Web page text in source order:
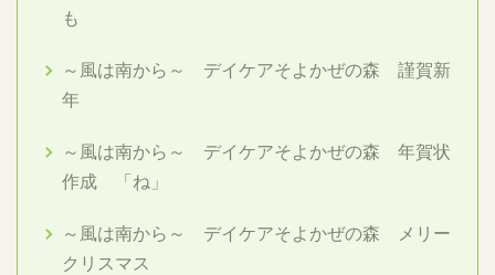
も
～風は南から～ デイケアそよかぜの森 謹賀新
年
～風は南から～ デイケアそよかぜの森 年賀状
作成 「ね」
～風は南から～ デイケアそよかぜの森 メリー
クリスマス